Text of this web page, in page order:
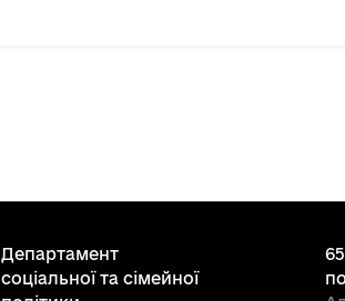
Департамент
соціальної та сімейної